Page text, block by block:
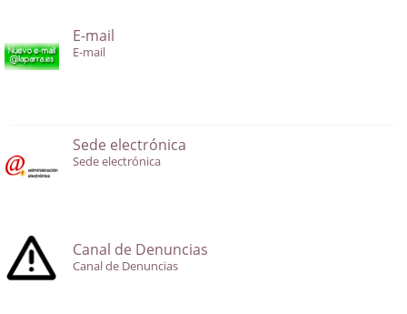
E-mail
E-mail
Sede electrónica
Sede electrónica
Canal de Denuncias
Canal de Denuncias